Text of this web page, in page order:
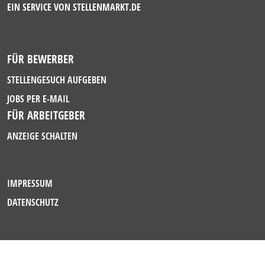
EIN SERVICE VON STELLENMARKT.DE
FÜR BEWERBER
STELLENGESUCH AUFGEBEN
JOBS PER E-MAIL
FÜR ARBEITGEBER
ANZEIGE SCHALTEN
IMPRESSUM
DATENSCHUTZ